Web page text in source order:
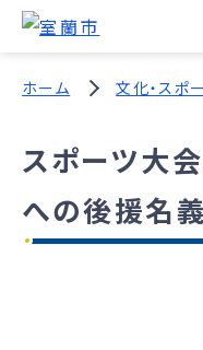
ホーム 文化・スポ
スポーツ大
への後援名